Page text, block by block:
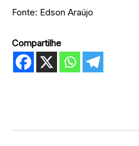
Fonte: Edson Araújo
Compartilhe